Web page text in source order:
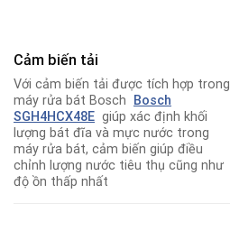
Cảm biến tải
Với cảm biến tải được tích hợp trong
máy rửa bát Bosch
Bosch
SGH4HCX48E giúp xác định khối
lượng bát đĩa và mực nước trong
máy rửa bát, cảm biến giúp điều
chỉnh lượng nước tiêu thụ cũng như
độ ồn thấp nhất